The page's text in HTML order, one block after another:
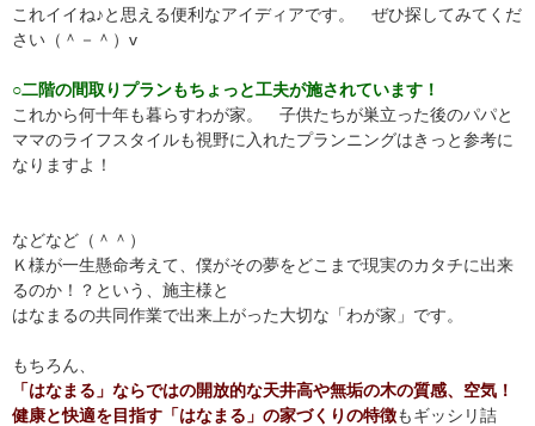
これイイね♪と思える便利なアイディアです。 ぜひ探してみてくだ
さい（＾－＾）v
○二階の間取りプランもちょっと工夫が施されています！
これから何十年も暮らすわが家。 子供たちが巣立った後のパパと
ママのライフスタイルも視野に入れたプランニングはきっと参考に
なりますよ！
などなど（＾＾）
Ｋ様が一生懸命考えて、僕がその夢をどこまで現実のカタチに出来
るのか！？という、施主様と
はなまるの共同作業で出来上がった大切な「わが家」です。
もちろん、
「はなまる」ならではの開放的な天井高や無垢の木の質感、空気！
健康と快適を目指す「はなまる」の家づくりの特徴もギッシリ詰